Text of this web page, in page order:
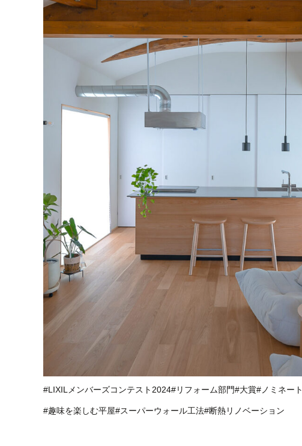
#LIXILメンバーズコンテスト2024#リフォーム部門#大賞#ノミネート
#趣味を楽しむ平屋#スーパーウォール工法#断熱リノベーション